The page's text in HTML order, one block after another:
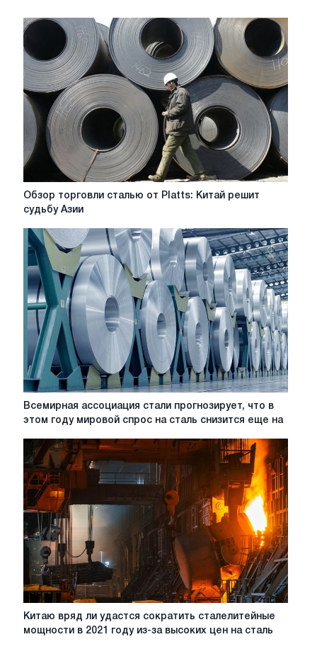
Обзор
торговли
от
Platts:
Китай
решит
судьбу
Азии
Обзор торговли сталью от Platts: Китай решит
судьбу Азии
Всемирная
прогнозирует,
что
в
этом
году
мировой
спрос
на
сталь
снизится
еще
Всемирная ассоциация стали прогнозирует, что в
этом году мировой спрос на сталь снизится еще на
Китаю
Китаю вряд ли удастся сократить сталелитейные
мощности в 2021 году из-за высоких цен на сталь